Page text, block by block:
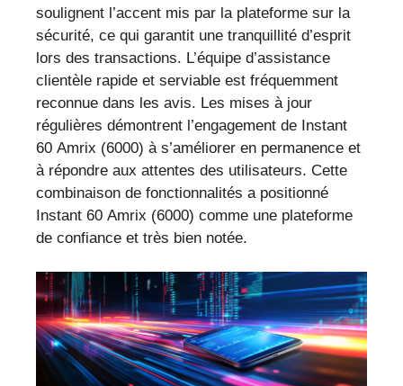
soulignent l’accent mis par la plateforme sur la
sécurité, ce qui garantit une tranquillité d’esprit
lors des transactions. L’équipe d’assistance
clientèle rapide et serviable est fréquemment
reconnue dans les avis. Les mises à jour
régulières démontrent l’engagement de Instant
60 Amrix (6000) à s’améliorer en permanence et
à répondre aux attentes des utilisateurs. Cette
combinaison de fonctionnalités a positionné
Instant 60 Amrix (6000) comme une plateforme
de confiance et très bien notée.